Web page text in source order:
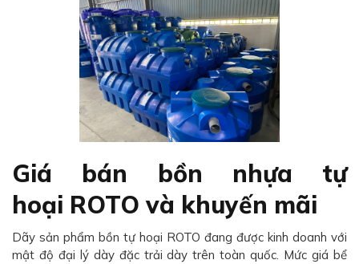
Giá bán bồn nhựa tự
hoại ROTO và khuyến mãi
Dãy sản phẩm bồn tự hoại ROTO đang được kinh doanh với
mật độ đại lý dày đặc trải dày trên toàn quốc. Mức giá bể